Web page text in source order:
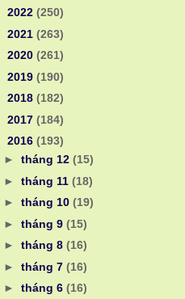
2022 (250)
2021 (263)
2020 (261)
2019 (190)
2018 (182)
2017 (184)
2016 (193)
► tháng 12 (15)
► tháng 11 (18)
► tháng 10 (19)
► tháng 9 (15)
► tháng 8 (16)
► tháng 7 (16)
► tháng 6 (16)